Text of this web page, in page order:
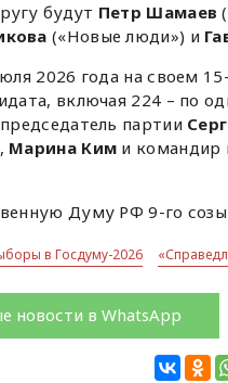
будут Петр Шамаев
(«Новые люди») и
2026 года на своем
включая 224 – по
партии
, Марина Ким и командир
Думу РФ 9-го
в Госдуму-2026
новости в WhatsApp